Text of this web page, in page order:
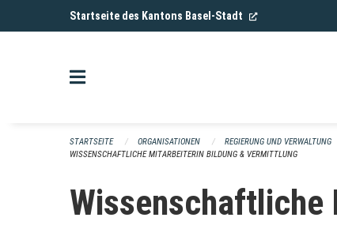
Navigation überspringenStartseite des Kantons Basel-Stadt (External Link)
STARTSEITE ORGANISATIONEN REGIERUNG UND VERWALTUNG
WISSENSCHAFTLICHE MITARBEITERIN BILDUNG & VERMITTLUNG
Wissenschaftliche